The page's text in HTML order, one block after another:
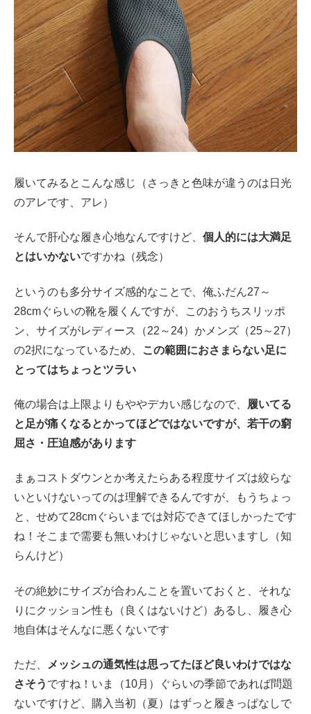
履いてみるとこんな感じ（さっきと色味が違うのは日光
のアレです、アレ）
そんで肝心な履き心地なんですけど、 個人的には大満足
とはいかないですかね（残念）
というのも多分サイズ感的なことで、俺ふだん27～
28cmぐらいの靴を履くんですが、このおうちスリッポ
ン、サイズがレディース（22～24）かメンズ（25～27）
の2択になっているため、
この範囲におさまらない足に
とってはちょっとツラい
俺の場合は上限よりもややデカい感じなので、
履いてる
と足が痛くなるとかってほどではないですが、若干の窮
屈さ・圧迫感があります
まぁコストダウンとか考えたらある程度サイズは絞らな
いといけないってのは理解できるんですが、もうちょっ
と、せめて28cmぐらいまでは対応できてほしかったです
ね！そこまで需要も無いわけじゃないと思いますし（知
らんけど）
その絶妙にサイズが合わんことを置いておくと、それな
りにクッション性も（良くはないけど）あるし、履き心
地自体はそんなに悪くないです
ただ、
メッシュの通気性は思ってたほど良いわけではな
さそう ですね！いま（10月）ぐらいの季節であれば問題
ないですけど、購入当初（夏）はずっと履きっぱなしで